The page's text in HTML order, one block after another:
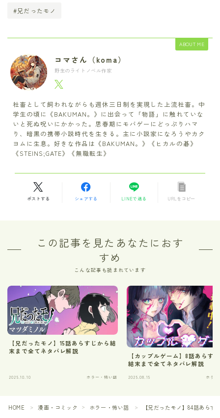
#兄だったモノ
ABOUT ME
コマさん（koma）
野生のライトノベル作家
社畜として飼われながらも週休三日制を実現した上流社畜。中
学生の頃に《BAKUMAN。》に出会って「物語」に触れていな
いと死ぬ呪いにかかった。思春期にモバゲーにどっぷりハマ
り、暗黒の携帯小説時代を生きる。主に小説家になろうやカク
ヨムに生息。好きな作品は《BAKUMAN。》《ヒカルの碁》
《STEINS;GATE》《無職転生》
ポストする シェアする LINEで送る URLをコピー
この記事を見たあなたにおす
すめ
こんな記事も読まれています
【兄だったモノ】15話あらすじから結
末まで全てネタバレ解説
2025.10.10 ホラー・怖い話
【カップルゲーム】8話あらす
結末まで全てネタバレ解説
2025.08.15 ホラ
HOME ＞ 漫画・コミック ＞ ホラー・怖い話 ＞ 【兄だったモノ】84話あら